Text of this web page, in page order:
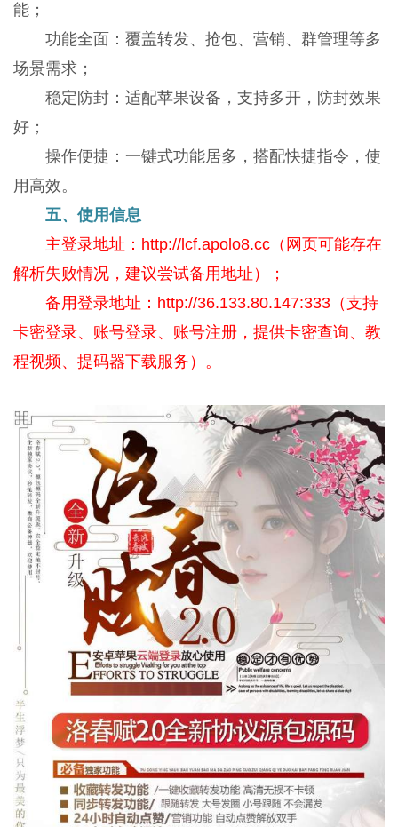
能；
功能全面：覆盖转发、抢包、营销、群管理等多
场景需求；
稳定防封：适配苹果设备，支持多开，防封效果
好；
操作便捷：一键式功能居多，搭配快捷指令，使
用高效。
五、使用信息
主登录地址：http://lcf.apolo8.cc（网页可能存在
解析失败情况，建议尝试备用地址）；
备用登录地址：http://36.133.80.147:333（支持
卡密登录、账号登录、账号注册，提供卡密查询、教
程视频、提码器下载服务）。